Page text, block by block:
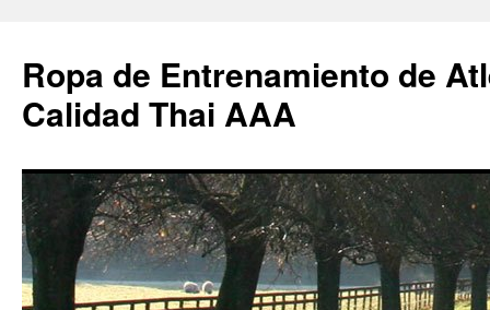
Ropa de Entrenamiento de
Calidad Thai AAA